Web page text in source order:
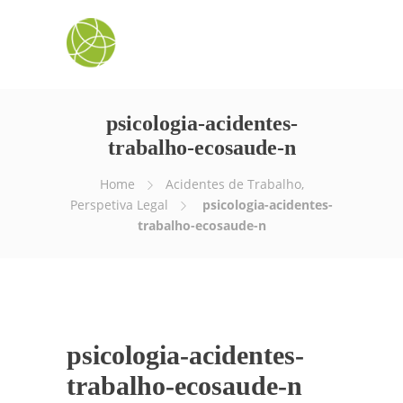
psicologia-acidentes-
trabalho-ecosaude-n
Home
Acidentes de Trabalho,
Perspetiva Legal
psicologia-acidentes-
trabalho-ecosaude-n
psicologia-acidentes-
trabalho-ecosaude-n